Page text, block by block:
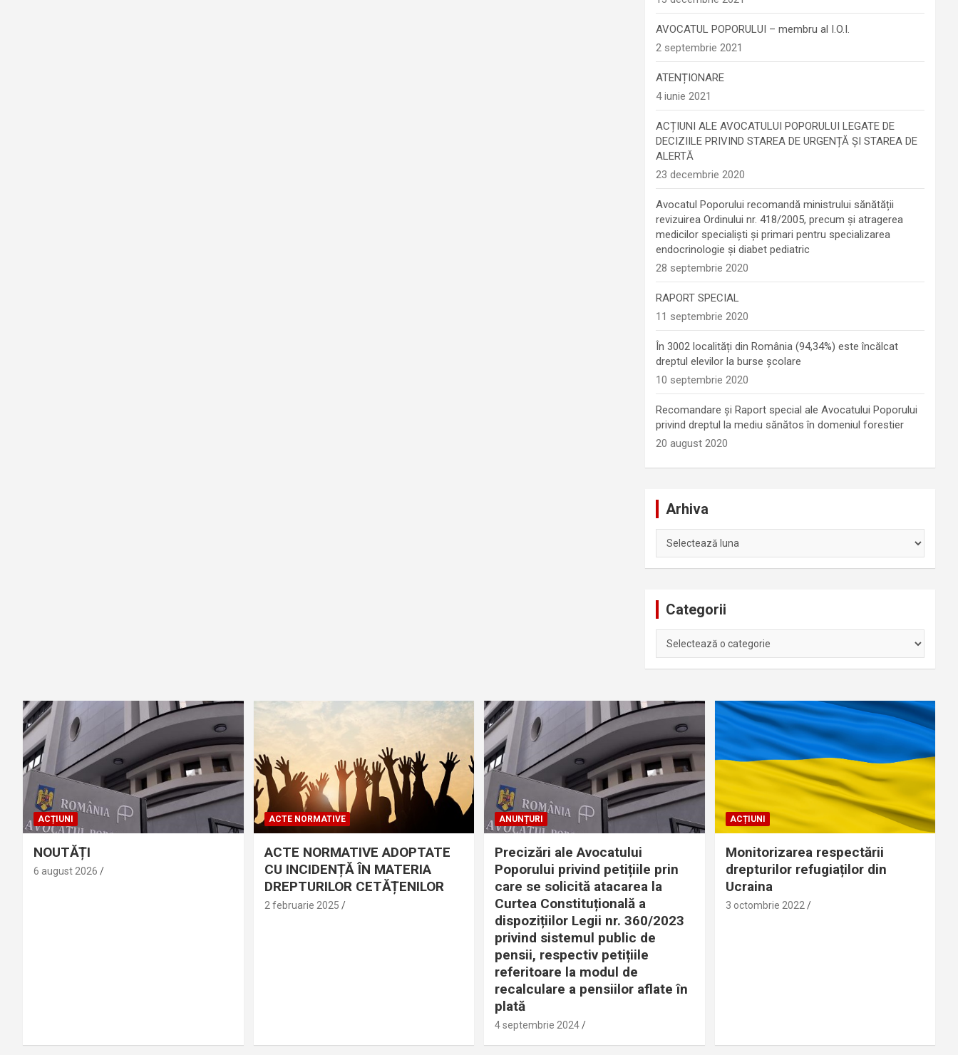
AVOCATUL POPORULUI – membru al I.O.I.
2 septembrie 2021
ATENȚIONARE
4 iunie 2021
ACȚIUNI ALE AVOCATULUI POPORULUI LEGATE DE
DECIZIILE PRIVIND STAREA DE URGENȚĂ ȘI STAREA DE
ALERTĂ
23 decembrie 2020
Avocatul Poporului recomandă ministrului sănătății
revizuirea Ordinului nr. 418/2005, precum și atragerea
medicilor specialiști și primari pentru specializarea
endocrinologie şi diabet pediatric
28 septembrie 2020
RAPORT SPECIAL
11 septembrie 2020
În 3002 localități din România (94,34%) este încălcat
dreptul elevilor la burse școlare
10 septembrie 2020
Recomandare și Raport special ale Avocatului Poporului
privind dreptul la mediu sănătos în domeniul forestier
20 august 2020
Arhiva
Categorii
ACȚIUNI
NOUTĂȚI
6 august 2026
ACTE NORMATIVE
ACTE NORMATIVE ADOPTATE
CU INCIDENȚĂ ÎN MATERIA
DREPTURILOR CETĂȚENILOR
2 februarie 2025
ANUNȚURI
Precizări ale Avocatului
Poporului privind petițiile prin
care se solicită atacarea la
Curtea Constituțională a
dispozițiilor Legii nr. 360/2023
privind sistemul public de
pensii, respectiv petițiile
referitoare la modul de
recalculare a pensiilor aflate în
plată
4 septembrie 2024
ACȚIUNI
Monitorizarea respectării
drepturilor refugiaților din
Ucraina
3 octombrie 2022